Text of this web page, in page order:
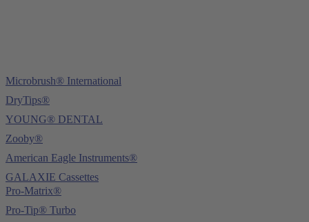
Microbrush® International
DryTips®
YOUNG® DENTAL
Zooby®
American Eagle Instruments®
GALAXIE Cassettes
Pro-Matrix®
Pro-Tip® Turbo